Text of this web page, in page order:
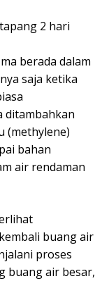
2 hari
berada dalam
saja ketika
ditambahkan
(methylene)
bahan
air rendaman
buang air
proses
buang air besar,